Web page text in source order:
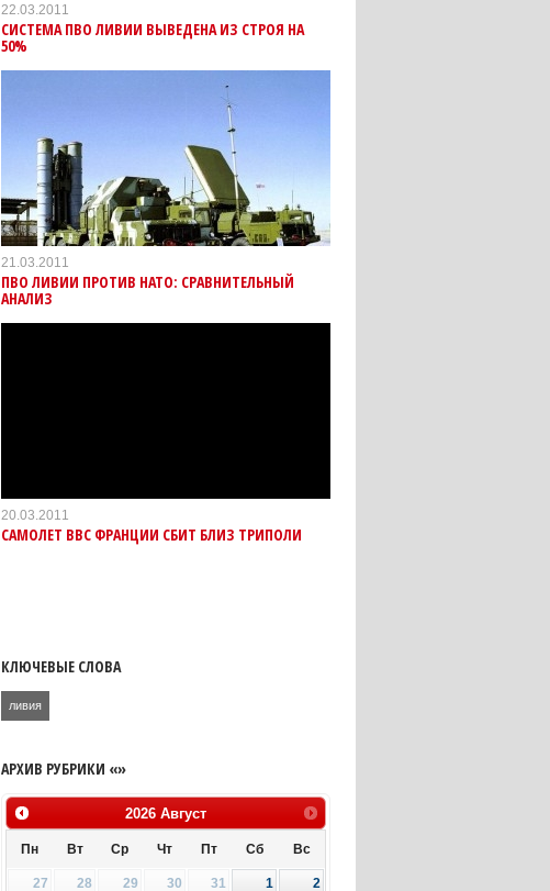
22.03.2011
СИСТЕМА ПВО ЛИВИИ ВЫВЕДЕНА ИЗ СТРОЯ НА
50%
21.03.2011
ПВО ЛИВИИ ПРОТИВ НАТО: СРАВНИТЕЛЬНЫЙ
АНАЛИЗ
20.03.2011
САМОЛЕТ ВВС ФРАНЦИИ СБИТ БЛИЗ ТРИПОЛИ
КЛЮЧЕВЫЕ СЛОВА
ливия
АРХИВ РУБРИКИ «»
2026 Август
Пн Вт Ср Чт Пт Сб Вс
27 28 29 30 31 1
2